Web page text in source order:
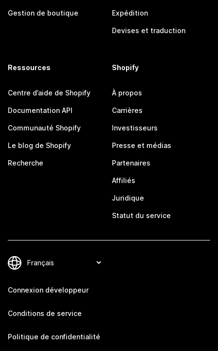
Gestion de boutique Expédition
Devises et traduction
Ressources
Centre d’aide de Shopify
Documentation API
Communauté Shopify
Le blog de Shopify
Recherche
Shopify
À propos
Carrières
Investisseurs
Presse et médias
Partenaires
Affiliés
Juridique
Statut du service
Connexion développeur
Conditions de service
Politique de confidentialité